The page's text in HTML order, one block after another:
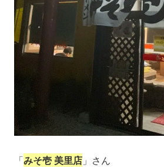
「みそ壱 美里店 」さん